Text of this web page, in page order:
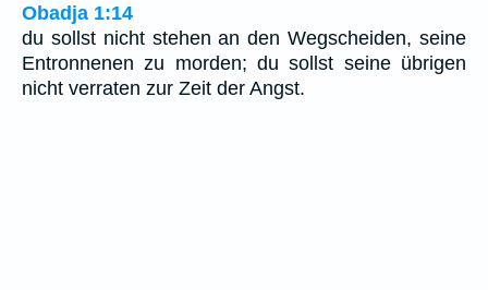
Obadja 1:14
du sollst nicht stehen an den Wegscheiden, seine
Entronnenen zu morden; du sollst seine übrigen
nicht verraten zur Zeit der Angst.